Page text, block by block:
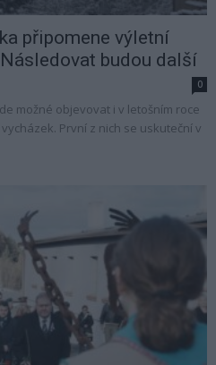
připomene výletní
budou další
0
možné objevovat i v letošním roce
První z nich se uskuteční v